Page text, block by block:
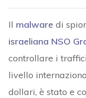
Il malware di
israeliana NSO
controllare i
livello
dollari, è stato e